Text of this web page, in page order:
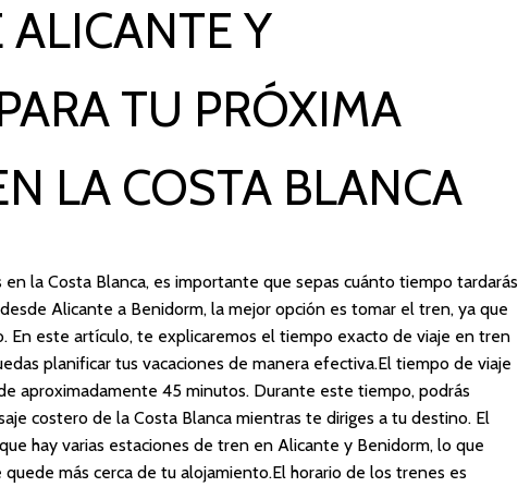
ALICANTE Y
TU PRÓXIMA
LA COSTA BLANCA
en la Costa Blanca, es importante que sepas cuánto tiempo tardarás
Alicante a Benidorm, la mejor opción es tomar el tren, ya que
En este artículo, te explicaremos el tiempo exacto de viaje en tren
planificar tus vacaciones de manera efectiva.El tiempo de viaje
aproximadamente 45 minutos. Durante este tiempo, podrás
costero de la Costa Blanca mientras te diriges a tu destino. El
hay varias estaciones de tren en Alicante y Benidorm, lo que
más cerca de tu alojamiento.El horario de los trenes es